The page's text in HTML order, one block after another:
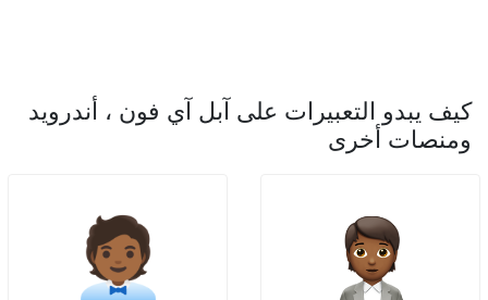
كيف يبدو التعبيرات على آبل آي فون ، أندرويد
ومنصات أخرى